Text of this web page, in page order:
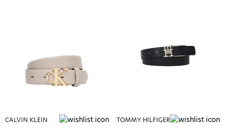
CALVIN KLEIN TOMMY HILFIGER